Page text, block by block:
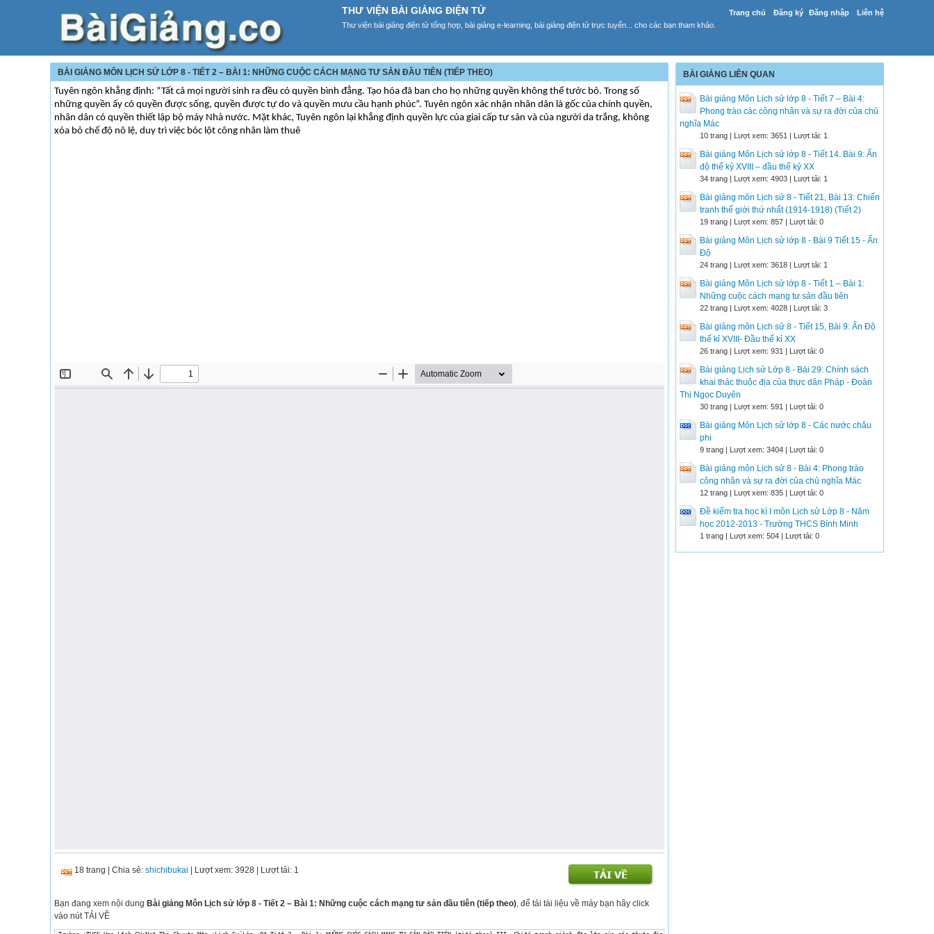
Trang chủ Đăng ký Đăng nhập Liên hệ
THƯ VIỆN BÀI GIẢNG ĐIỆN TỬ
Thư viện bài giảng điện tử tổng hợp, bài giảng e-learning, bài giảng điện tử trực tuyến... cho các bạn tham khảo.
BÀI GIẢNG MÔN LỊCH SỬ LỚP 8 - TIẾT 2 – BÀI 1: NHỮNG CUỘC CÁCH MẠNG TƯ SẢN ĐẦU TIÊN (TIẾP THEO)
Tuyên ngôn khẳng định: “Tất cả mọi người sinh ra đều có quyền bình đẳng. Tạo hóa đã ban cho họ những quyền không thể tước bỏ. Trong số
những quyền ấy có quyền được sống, quyền được tự do và quyền mưu cầu hạnh phúc”. Tuyên ngôn xác nhận nhân dân là gốc của chính quyền,
nhân dân có quyền thiết lập bộ máy Nhà nước. Mặt khác, Tuyên ngôn lại khẳng định quyền lực của giai cấp tư sản và của người da trắng, không
xóa bỏ chế độ nô lệ, duy trì việc bóc lột công nhân làm thuê
18 trang Chia sẻ: shichibukai | Lượt xem: 3928 | Lượt tải: 1
Bạn đang xem nội dung Bài giảng Môn Lịch sử lớp 8 - Tiết 2 – Bài 1: Những cuộc cách mạng tư sản đầu tiên (tiếp theo), để tải tài liệu về máy bạn hãy click
vào nút TẢI VỀ
BÀI GIẢNG LIÊN QUAN
Bài giảng Môn Lịch sử lớp 8 - Tiết 7 – Bài 4:
Phong trào các công nhân và sự ra đời của chủ
nghĩa Mác
10 trang | Lượt xem: 3651 | Lượt tải: 1
Bài giảng Môn Lịch sử lớp 8 - Tiết 14. Bài 9: Ấn
độ thế kỷ XVIII – đầu thế kỷ XX
34 trang | Lượt xem: 4903 | Lượt tải: 1
Bài giảng môn Lịch sử 8 - Tiết 21, Bài 13: Chiến
tranh thế giới thứ nhất (1914-1918) (Tiết 2)
19 trang | Lượt xem: 857 | Lượt tải: 0
Bài giảng Môn Lịch sử lớp 8 - Bài 9 Tiết 15 - Ấn
Độ
24 trang | Lượt xem: 3618 | Lượt tải: 1
Bài giảng Môn Lịch sử lớp 8 - Tiết 1 – Bài 1:
Những cuộc cách mạng tư sản đầu tiên
22 trang | Lượt xem: 4028 | Lượt tải: 3
Bài giảng môn Lịch sử 8 - Tiết 15, Bài 9: Ấn Độ
thế kỉ XVIII- Đầu thế kỉ XX
26 trang | Lượt xem: 931 | Lượt tải: 0
Bài giảng Lịch sử Lớp 8 - Bài 29: Chính sách
khai thác thuộc địa của thực dân Pháp - Đoàn
Thị Ngọc Duyên
30 trang | Lượt xem: 591 | Lượt tải: 0
Bài giảng Môn Lịch sử lớp 8 - Các nước châu
phi
9 trang | Lượt xem: 3404 | Lượt tải: 0
Bài giảng môn Lịch sử 8 - Bài 4: Phong trào
công nhân và sự ra đời của chủ nghĩa Mác
12 trang | Lượt xem: 835 | Lượt tải: 0
Đề kiểm tra học kì I môn Lịch sử Lớp 8 - Năm
học 2012-2013 - Trường THCS Bình Minh
1 trang | Lượt xem: 504 | Lượt tải: 0